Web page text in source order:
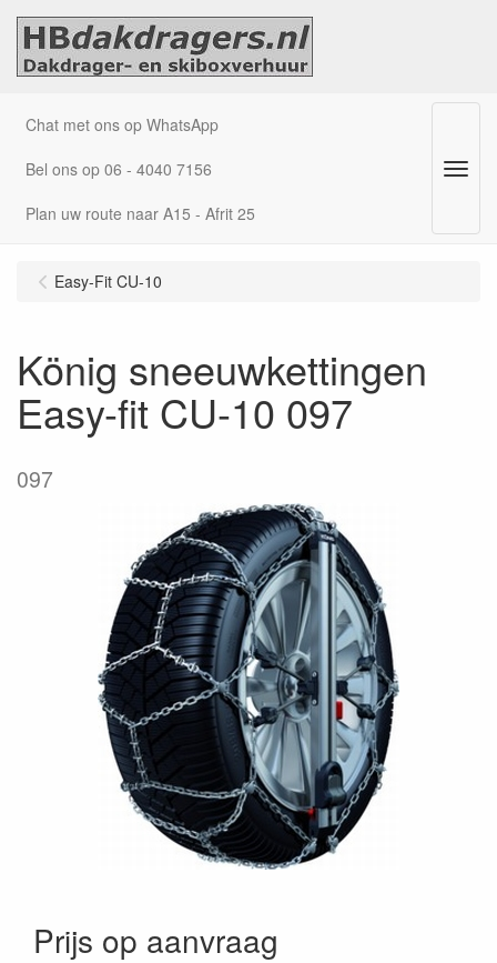
Chat met ons op WhatsApp
Bel ons op 06 - 4040 7156
Plan uw route naar A15 - Afrit 25
Menu
Easy-Fit CU-10
König sneeuwkettingen
Easy-fit CU-10 097
097
Prijs op aanvraag